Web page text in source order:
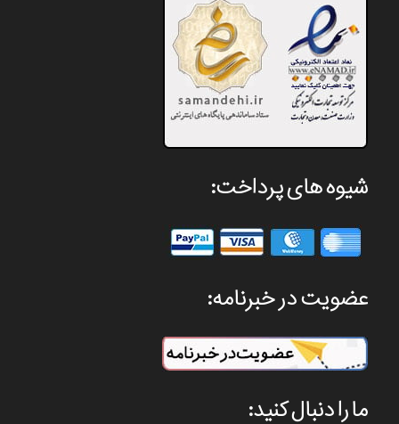
شیوه های پرداخت:
عضویت در خبرنامه:
ما را دنبال کنید: